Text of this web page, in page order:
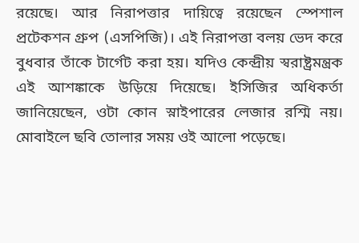
রয়েছে। আর নিরাপত্তার দায়িত্বে রয়েছেন স্পেশাল
প্রটেকশন গ্রুপ (এসপিজি)। এই নিরাপত্তা বলয় ভেদ করে
বুধবার তাঁকে টার্গেট করা হয়। যদিও কেন্দ্রীয় স্বরাষ্ট্রমন্ত্রক
এই আশঙ্কাকে উড়িয়ে দিয়েছে। ইসিজির অধিকর্তা
জানিয়েছেন, ওটা কোন স্নাইপারের লেজার রশ্মি নয়।
মোবাইলে ছবি তোলার সময় ওই আলো পড়েছে।